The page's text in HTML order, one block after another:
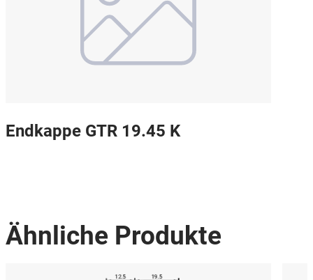
Endkappe GTR 19.45 K
Ähnliche Produkte